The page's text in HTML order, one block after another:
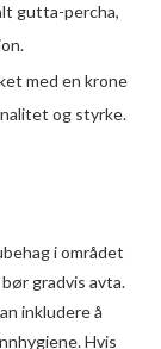
gutta-percha,
med en krone
og styrke.
i området
gradvis avta.
inkludere å
Hvis